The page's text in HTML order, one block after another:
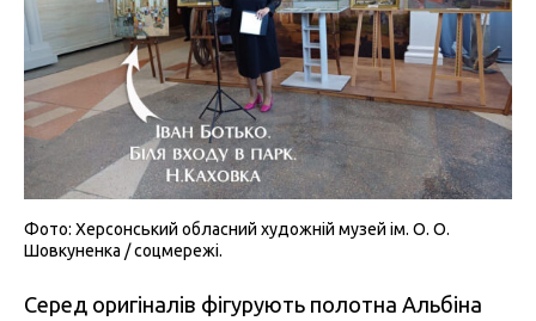
Фото: Херсонський обласний художній музей ім. О. О.
Шовкуненка / соцмережі.
Серед оригіналів фігурують полотна Альбіна